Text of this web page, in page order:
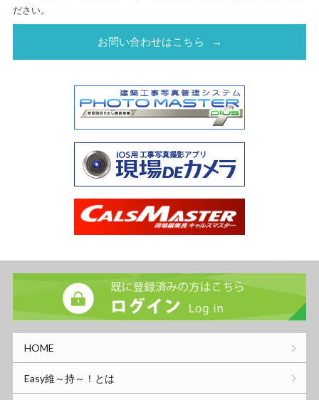
ださい。
お問い合わせはこちら
HOME
Easy維～持～！とは